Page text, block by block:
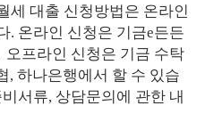
세 대출 신청방법은 온라인
. 온라인 신청은 기금e든든
프라인 신청은 기금 수탁
, 하나은행에서 할 수 있습
서류, 상담문의에 관한 내